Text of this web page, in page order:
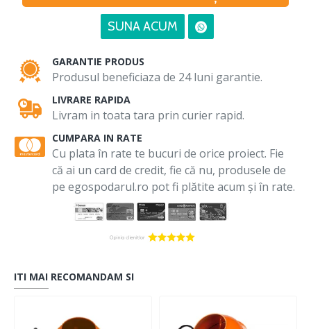
SUNA ACUM
GARANTIE PRODUS
Produsul beneficiaza de 24 luni garantie.
LIVRARE RAPIDA
Livram in toata tara prin curier rapid.
CUMPARA IN RATE
Cu plata în rate te bucuri de orice proiect. Fie
că ai un card de credit, fie că nu, produsele de
pe egospodarul.ro pot fi plătite acum și în rate.
ITI MAI RECOMANDAM SI